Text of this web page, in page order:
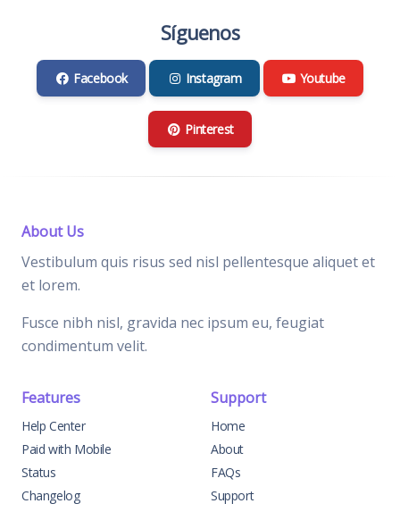
Síguenos
Facebook Instagram Youtube
Pinterest
About Us
Vestibulum quis risus sed nisl pellentesque aliquet et
et lorem.
Fusce nibh nisl, gravida nec ipsum eu, feugiat
condimentum velit.
Features
Help Center
Paid with Mobile
Status
Changelog
Support
Home
About
FAQs
Support